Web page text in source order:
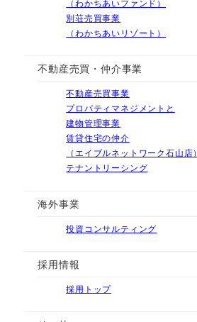
別荘売買事業
（わかちあいリゾート）
不動産売買・仲介事業
不動産売買事業
プロパティマネジメントと
建物管理事業
賃貸住宅の仲介
（エイブルネットワーク石山店）
テナントリーシング
海外事業
投資コンサルティング
採用情報
採用トップ